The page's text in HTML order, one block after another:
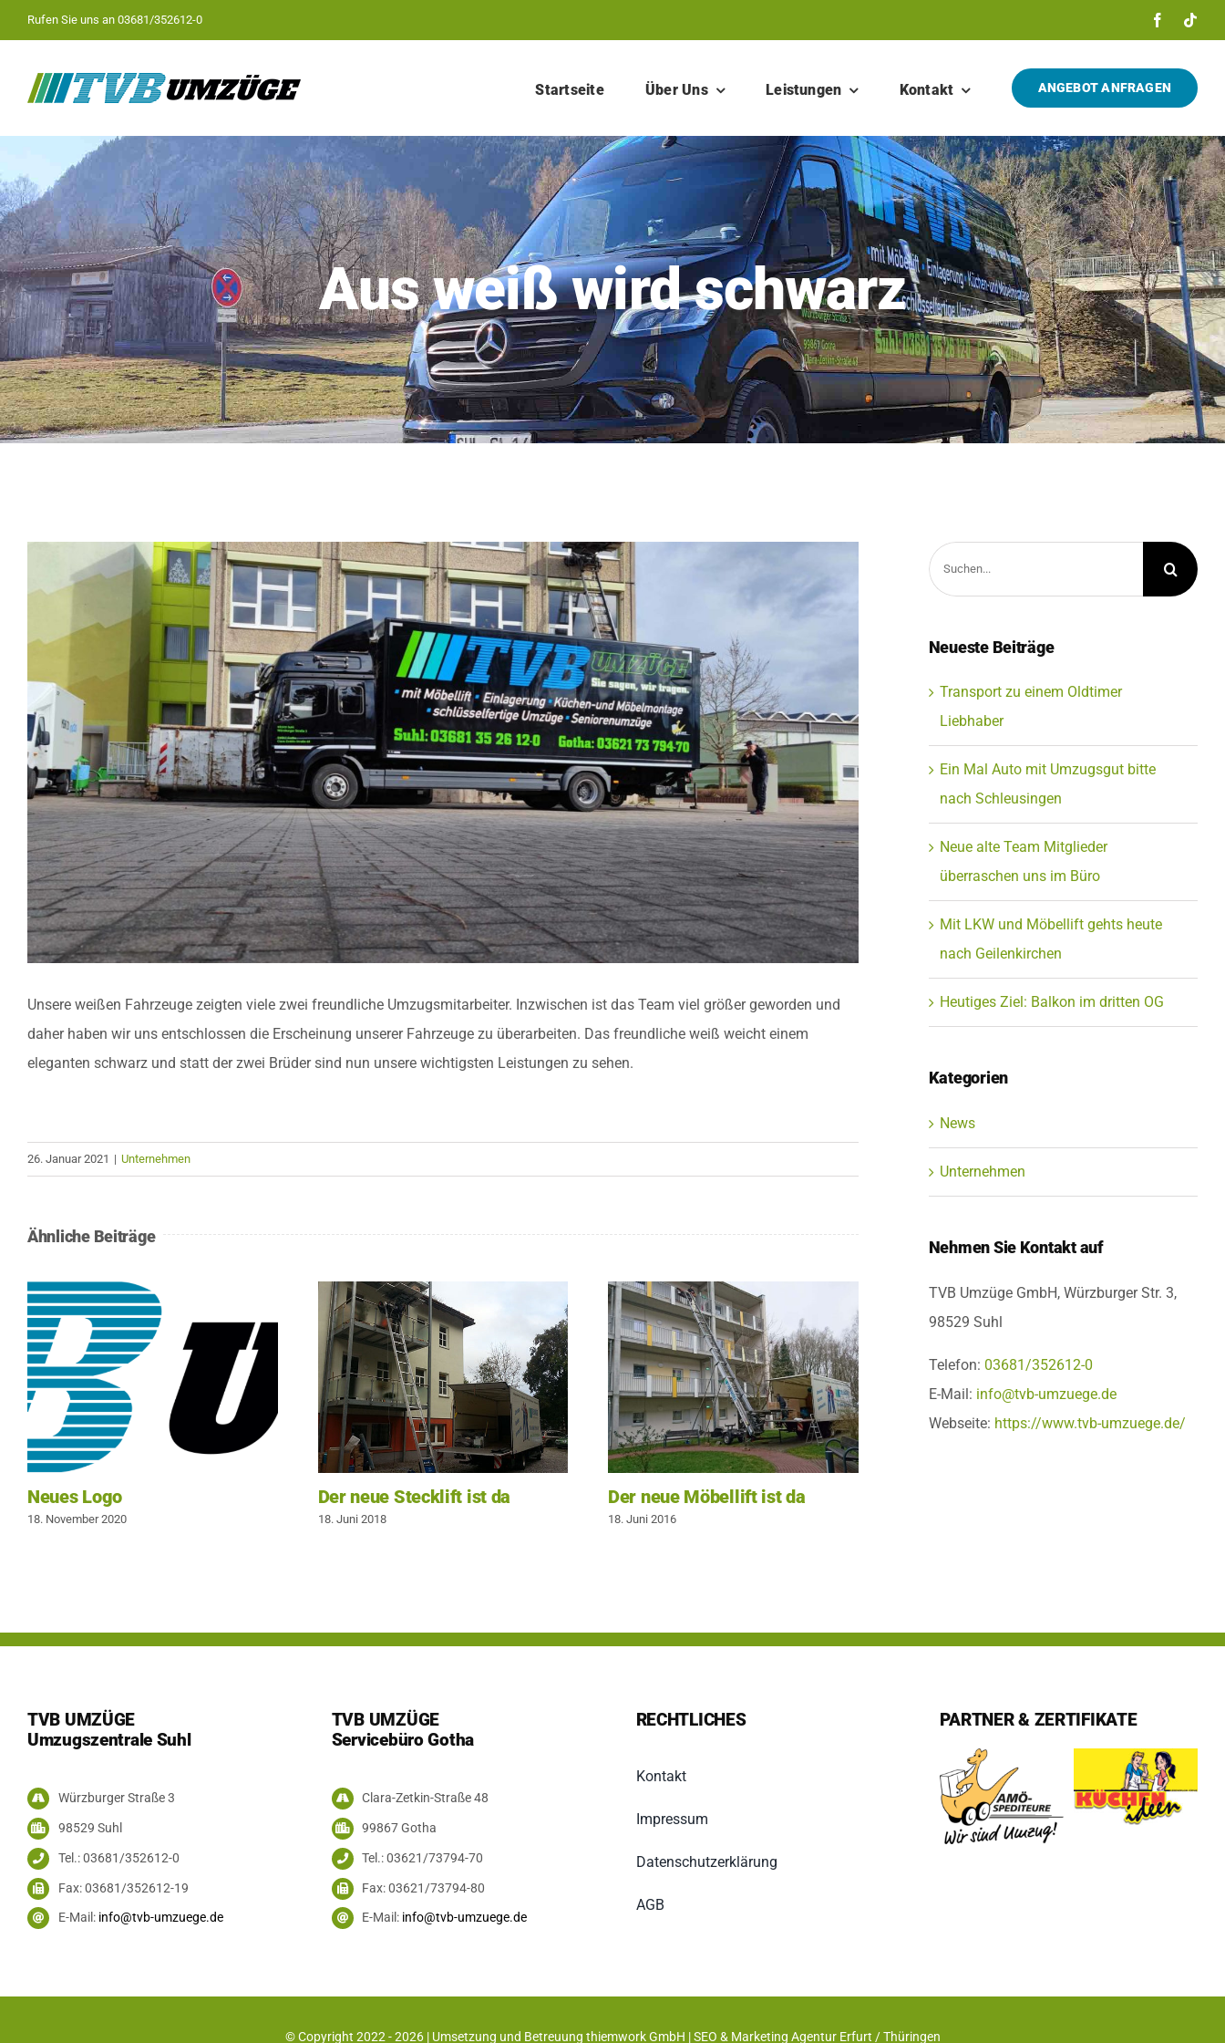
Zum
Inhalt
springen
Rufen Sie uns an 03681/352612-0
Startseite Über Uns Leistungen Kontakt ANGEBOT ANFRAGEN
Aus weiß wird schwarz
grösseres
Unsere weißen Fahrzeuge zeigten viele zwei freundliche Umzugsmitarbeiter. Inzwischen ist das Team viel größer geworden und
daher haben wir uns entschlossen die Erscheinung unserer Fahrzeuge zu überarbeiten. Das freundliche weiß weicht einem
eleganten schwarz und statt der zwei Brüder sind nun unsere wichtigsten Leistungen zu sehen.
26. Januar 2021 | Unternehmen
Ähnliche Beiträge
Neues Logo
18. November 2020
Der neue Stecklift ist da
18. Juni 2018
Der neue Möbellift ist da
18. Juni 2016
Suche
nach:
Neueste Beiträge
Transport zu einem Oldtimer
Liebhaber
Ein Mal Auto mit Umzugsgut bitte
nach Schleusingen
Neue alte Team Mitglieder
überraschen uns im Büro
Mit LKW und Möbellift gehts heute
nach Geilenkirchen
Heutiges Ziel: Balkon im dritten OG
Kategorien
News
Unternehmen
Nehmen Sie Kontakt auf
TVB Umzüge GmbH, Würzburger Str. 3,
98529 Suhl
Telefon: 03681/352612-0
E-Mail: info@tvb-umzuege.de
Webseite: https://www.tvb-umzuege.de/
TVB UMZÜGE
Umzugszentrale Suhl
Würzburger Straße 3
98529 Suhl
Tel.: 03681/352612-0
Fax: 03681/352612-19
E-Mail: info@tvb-umzuege.de
TVB UMZÜGE
Servicebüro Gotha
Clara-Zetkin-Straße 48
99867 Gotha
Tel.: 03621/73794-70
Fax: 03621/73794-80
E-Mail: info@tvb-umzuege.de
RECHTLICHES
Kontakt
Impressum
Datenschutzerklärung
AGB
PARTNER & ZERTIFIKATE
© Copyright 2022 - 2026 | Umsetzung und Betreuung thiemwork GmbH | SEO & Marketing Agentur Erfurt / Thüringen